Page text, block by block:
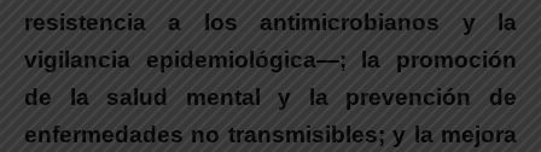
resistencia a los antimicrobianos y la
vigilancia epidemiológica—; la promoción
de la salud mental y la prevención de
enfermedades no transmisibles; y la mejora